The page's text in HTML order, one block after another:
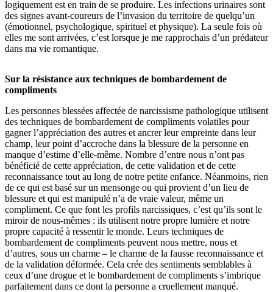
logiquement est en train de se produire. Les infections urinaires sont
des signes avant-coureurs de l’invasion du territoire de quelqu’un
(émotionnel, psychologique, spirituel et physique). La seule fois où
elles me sont arrivées, c’est lorsque je me rapprochais d’un prédateur
dans ma vie romantique.
Sur la résistance aux techniques de bombardement de
compliments
Les personnes blessées affectée de narcissisme pathologique utilisent
des techniques de bombardement de compliments volatiles pour
gagner l’appréciation des autres et ancrer leur empreinte dans leur
champ, leur point d’accroche dans la blessure de la personne en
manque d’estime d’elle-même. Nombre d’entre nous n’ont pas
bénéficié de cette appréciation, de cette validation et de cette
reconnaissance tout au long de notre petite enfance. Néanmoins, rien
de ce qui est basé sur un mensonge ou qui provient d’un lieu de
blessure et qui est manipulé n’a de vraie valeur, même un
compliment. Ce que font les profils narcissiques, c’est qu’ils sont le
miroir de nous-mêmes : ils utilisent notre propre lumière et notre
propre capacité à ressentir le monde. Leurs techniques de
bombardement de compliments peuvent nous mettre, nous et
d’autres, sous un charme – le charme de la fausse reconnaissance et
de la validation déformée. Cela crée des sentiments semblables à
ceux d’une drogue et le bombardement de compliments s’imbrique
parfaitement dans ce dont la personne a cruellement manqué.